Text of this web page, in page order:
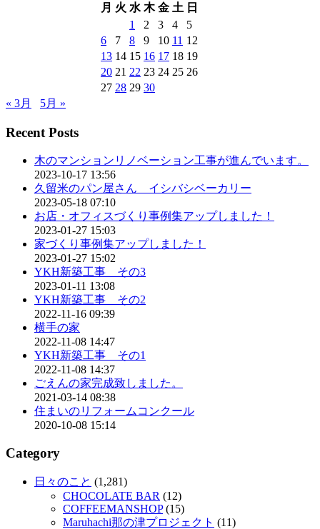
月 火 水 木 金 土 日
1
2 3 4
5
6
7 8 9 10 11 12
13 14 15 16 17 18 19
20 21 22 23 24 25 26
27 28 29 30
« 3月
5月 »
Recent Posts
木のマンションリノベーション工事が進んでいます。
2023-10-17 13:56
久留米のパン屋さん イシバシベーカリー
2023-05-18 07:10
お店・オフィスづくり事例集アップしました！
2023-01-27 15:03
家づくり事例集アップしました！
2023-01-27 15:02
YKH新築工事 その3
2023-01-11 13:08
YKH新築工事 その2
2022-11-16 09:39
横手の家
2022-11-08 14:47
YKH新築工事 その1
2022-11-08 14:37
ごえんの家完成致しました。
2021-03-14 08:38
住まいのリフォームコンクール
2020-10-08 15:14
Category
日々のこと (1,281)
CHOCOLATE BAR (12)
COFFEEMANSHOP(15)
Maruhachi那の津プロジェクト (11)